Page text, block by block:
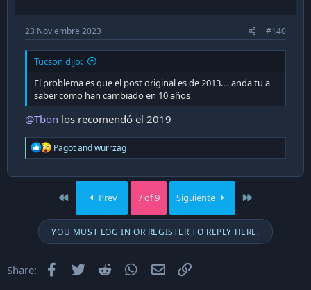
23 Noviembre 2023 #140
Tucson dijo:
El problema es que el post original es de 2013.... anda tu a
saber como han cambiado en 10 años
@Tbon los recomendó el 2019
R
e
c
s
:
Pagotandwurrzag
First Prev 7 of 9 Siguiente
YOU MUST LOG IN OR REGISTER TO REPLY HERE.
Share: Facebook
Twitter Reddit WhatsApp
Email